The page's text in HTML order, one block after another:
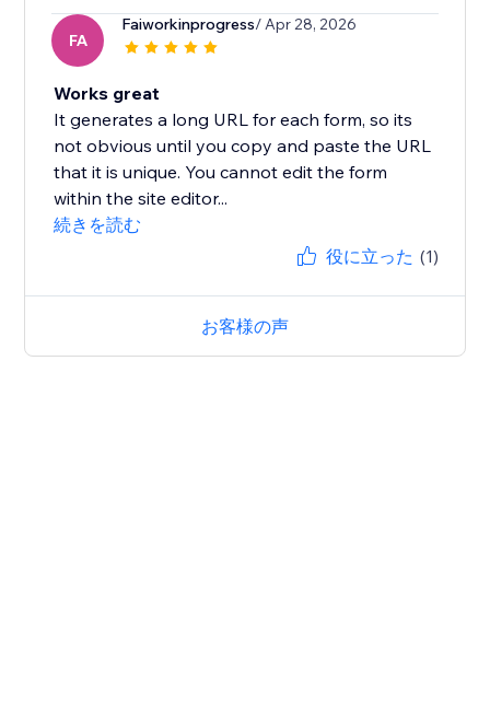
FA
Faiworkinprogress/ Apr 28, 2026
Works great
It generates a long URL for each form, so its
not obvious until you copy and paste the URL
that it is unique. You cannot edit the form
within the site editor...
続きを読む
役に立った (1)
お客様の声